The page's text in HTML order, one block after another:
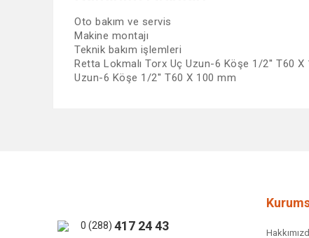
Oto bakım ve servis
Makine montajı
Teknik bakım işlemleri
Retta Lokmalı Torx Uç Uzun-6 Köşe 1/2'' T60
Uzun-6 Köşe 1/2'' T60 X 100 mm
Bu ürüne benzer farklı alternatifler olmalı.
0 (288) 417 24 43